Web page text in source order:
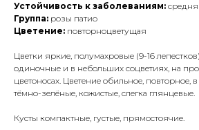
Устойчивость к заболеваниям:
Группа: розы патио
Цветение: повторноцветущая
Цветки яркие, полумахровые (9-16
одиночные и в небольших соцветиях, на
цветоносах. Цветение обильное, повторное,
тёмно-зелёные, кожистые, слегка глянцевые.
Кусты компактные, густые, прямостоячие.